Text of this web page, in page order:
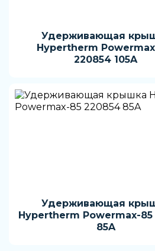
Удерживающая
Hypertherm
220854 105A
Удерживающая
Hypertherm Powermax-85
85A